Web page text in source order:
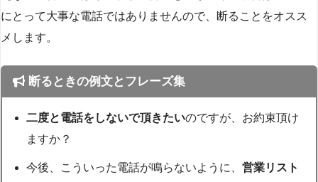
にとって大事な電話ではありませんので、断ることをオスス
メします。
断るときの例文とフレーズ集
二度と電話をしないで頂きたいのですが、お約束頂け
ますか？
今後、こういった電話が鳴らないように、営業リスト